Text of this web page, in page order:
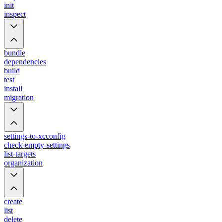
init
inspect
bundle
dependencies
build
test
install
migration
settings-to-xcconfig
check-empty-settings
list-targets
organization
create
list
delete